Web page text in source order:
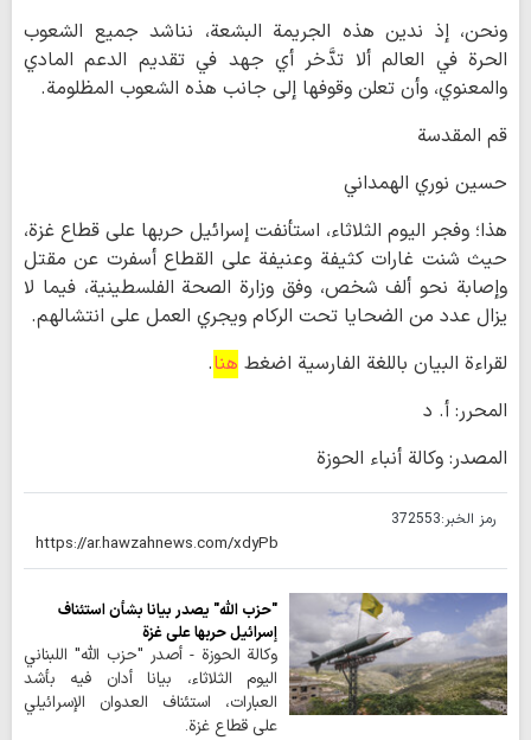
ونحن، إذ ندين هذه الجريمة البشعة، نناشد جميع الشعوب
الحرة في العالم ألا تدَّخر أي جهد في تقديم الدعم المادي
والمعنوي، وأن تعلن وقوفها إلى جانب هذه الشعوب المظلومة.
قم المقدسة
حسين نوري الهمداني
‏هذا؛ وفجر اليوم الثلاثاء، استأنفت إسرائيل حربها على قطاع غزة،
حيث شنت غارات كثيفة وعنيفة على القطاع أسفرت عن مقتل
وإصابة نحو ألف شخص، وفق وزارة الصحة الفلسطينية، فيما لا
يزال عدد من الضحايا تحت الركام ويجري العمل على انتشالهم.
لقراءة البيان باللغة الفارسية اضغط هنا.
المحرر: أ. د
المصدر: وكالة أنباء الحوزة
رمز الخبر:372553
"حزب الله" يصدر بيانا بشأن استئناف
إسرائيل حربها على غزة
وكالة الحوزة - أصدر "حزب الله" اللبناني
اليوم الثلاثاء، بيانا أدان فيه بأشد
العبارات، استئناف العدوان الإسرائيلي
على قطاع غزة.